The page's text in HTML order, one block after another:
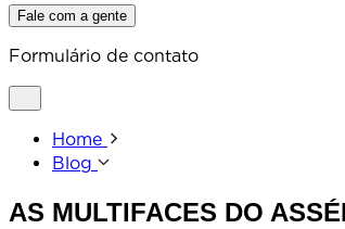
Fale com a gente
Formulário de contato
Home
Blog
AS MULTIFACES DO